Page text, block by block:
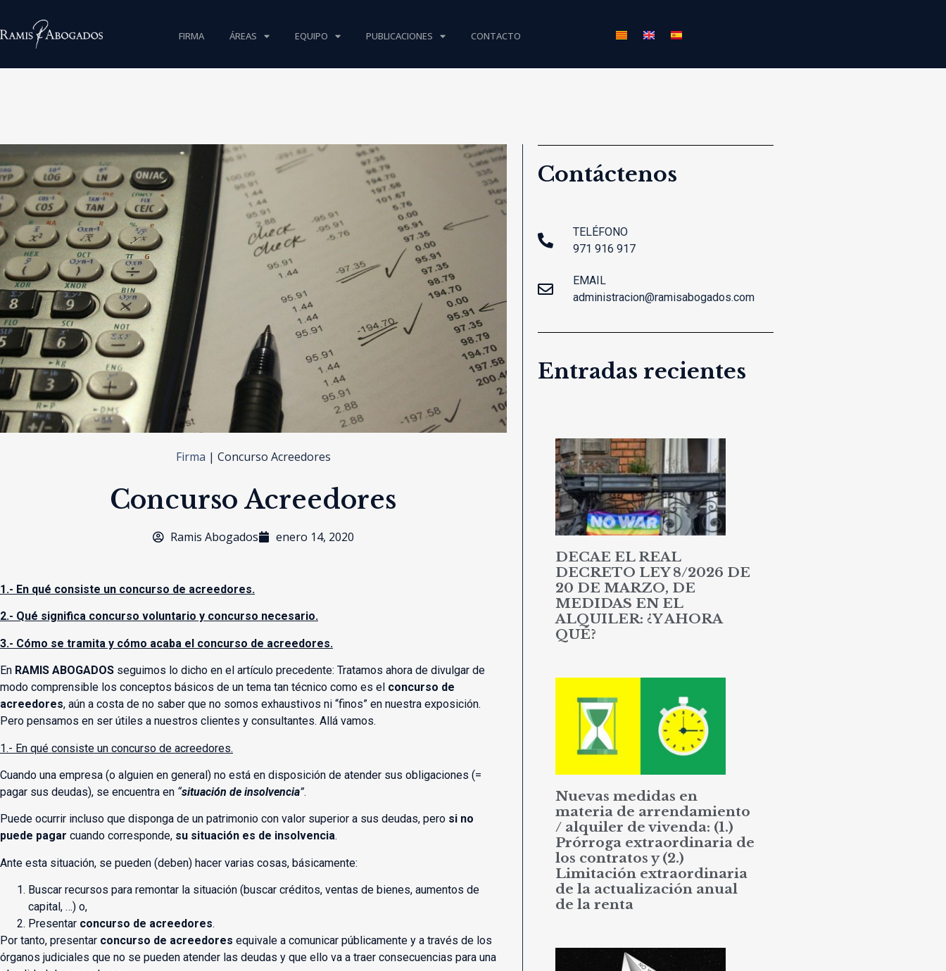
FIRMA ÁREAS EQUIPO PUBLICACIONES CONTACTO
Firma | Concurso Acreedores
Concurso Acreedores
Ramis Abogados enero 14, 2020
1.- En qué consiste un concurso de acreedores.
2.- Qué significa concurso voluntario y concurso necesario.
3.- Cómo se tramita y cómo acaba el concurso de acreedores.
En RAMIS ABOGADOS seguimos lo dicho en el artículo precedente: Tratamos ahora de divulgar de
modo comprensible los conceptos básicos de un tema tan técnico como es el concurso de
acreedores, aún a costa de no saber que no somos exhaustivos ni “finos” en nuestra exposición.
Pero pensamos en ser útiles a nuestros clientes y consultantes. Allá vamos.
1.- En qué consiste un concurso de acreedores.
Cuando una empresa (o alguien en general) no está en disposición de atender sus obligaciones (=
pagar sus deudas), se encuentra en “situación de insolvencia”.
Puede ocurrir incluso que disponga de un patrimonio con valor superior a sus deudas, pero si no
puede pagar cuando corresponde, su situación es de insolvencia.
Ante esta situación, se pueden (deben) hacer varias cosas, básicamente:
Buscar recursos para remontar la situación (buscar créditos, ventas de bienes, aumentos de
capital, …) o,
Presentar concurso de acreedores.
Por tanto, presentar concurso de acreedores equivale a comunicar públicamente y a través de los
órganos judiciales que no se pueden atender las deudas y que ello va a traer consecuencias para una
Contáctenos
TELÉFONO
971 916 917
EMAIL
administracion@ramisabogados.com
Entradas recientes
DECAE EL REAL
DECRETO LEY 8/2026 DE
20 DE MARZO, DE
MEDIDAS EN EL
ALQUILER: ¿Y AHORA
QUÉ?
Nuevas medidas en
materia de arrendamiento
/ alquiler de vivenda: (1.)
Prórroga extraordinaria de
los contratos y (2.)
Limitación extraordinaria
de la actualización anual
de la renta